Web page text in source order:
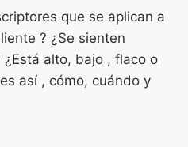
que se aplican a
? ¿Se sienten
alto, bajo , flaco o
así , cómo, cuándo y